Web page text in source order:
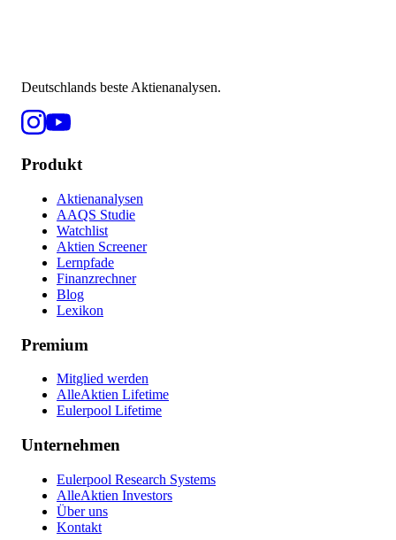
Deutschlands beste Aktienanalysen.
Produkt
Aktienanalysen
AAQS Studie
Watchlist
Aktien Screener
Lernpfade
Finanzrechner
Blog
Lexikon
Premium
Mitglied werden
AlleAktien Lifetime
Eulerpool Lifetime
Unternehmen
Eulerpool Research Systems
AlleAktien Investors
Über uns
Kontakt